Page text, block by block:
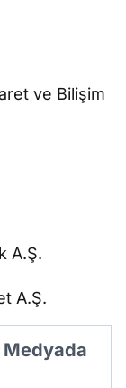
ve Bilişim
A.Ş.
A.Ş.
Medyada